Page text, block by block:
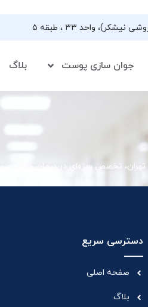
جوان سازی پوست بلاگ
تخصص ویژه‌ای در درمان جوش
دسترسی سریع
صفحه اصلی
بلاگ